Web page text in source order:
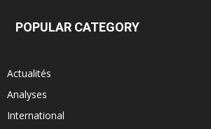
POPULAR CATEGORY
Actualités
Analyses
International